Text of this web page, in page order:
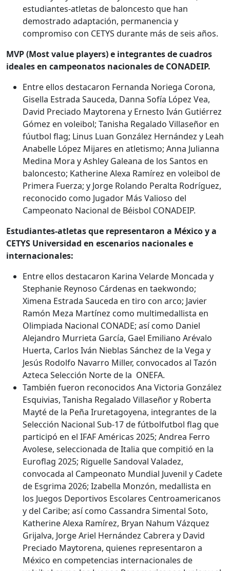
estudiantes-atletas de baloncesto que han
demostrado adaptación, permanencia y
compromiso con CETYS durante más de seis años.
MVP (Most value players) e integrantes de cuadros
ideales en campeonatos nacionales de CONADEIP.
Entre ellos destacaron Fernanda Noriega Corona,
Gisella Estrada Sauceda, Danna Sofía López Vea,
David Preciado Maytorena y Ernesto Iván Gutiérrez
Gómez en voleibol; Tanisha Regalado Villaseñor en
fúutbol flag; Linus Luan González Hernández y Leah
Anabelle López Mijares en atletismo; Anna Julianna
Medina Mora y Ashley Galeana de los Santos en
baloncesto; Katherine Alexa Ramírez en voleibol de
Primera Fuerza; y Jorge Rolando Peralta Rodríguez,
reconocido como Jugador Más Valioso del
Campeonato Nacional de Béisbol CONADEIP.
Estudiantes-atletas que representaron a México y a
CETYS Universidad en escenarios nacionales e
internacionales:
Entre ellos destacaron Karina Velarde Moncada y
Stephanie Reynoso Cárdenas en taekwondo;
Ximena Estrada Sauceda en tiro con arco; Javier
Ramón Meza Martínez como multimedallista en
Olimpiada Nacional CONADE; así como Daniel
Alejandro Murrieta García, Gael Emiliano Arévalo
Huerta, Carlos Iván Nieblas Sánchez de la Vega y
Jesús Rodolfo Navarro Miller, convocados al Tazón
Azteca Selección Norte de la ONEFA.
También fueron reconocidos Ana Victoria González
Esquivias, Tanisha Regalado Villaseñor y Roberta
Mayté de la Peña Iruretagoyena, integrantes de la
Selección Nacional Sub-17 de fútbolfutbol flag que
participó en el IFAF Américas 2025; Andrea Ferro
Avolese, seleccionada de Italia que compitió en la
Euroflag 2025; Riguelle Sandoval Valadez,
convocada al Campeonato Mundial Juvenil y Cadete
de Esgrima 2026; Izabella Monzón, medallista en
los Juegos Deportivos Escolares Centroamericanos
y del Caribe; así como Cassandra Simental Soto,
Katherine Alexa Ramírez, Bryan Nahum Vázquez
Grijalva, Jorge Ariel Hernández Cabrera y David
Preciado Maytorena, quienes representaron a
México en competencias internacionales de